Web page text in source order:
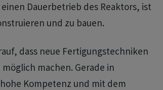
Dauerbetrieb des Reaktors, ist
und zu bauen.
dass neue Fertigungstechniken
machen. Gerade in
Kompetenz und mit dem